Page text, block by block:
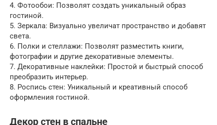
4. Фотообои: Позволят создать уникальный образ
гостиной.
5. Зеркала: Визуально увеличат пространство и добавят
света.
6. Полки и стеллажи: Позволят разместить книги,
фотографии и другие декоративные элементы.
7. Декоративные наклейки: Простой и быстрый способ
преобразить интерьер.
8. Роспись стен: Уникальный и креативный способ
оформления гостиной.
Декор стен в спальне